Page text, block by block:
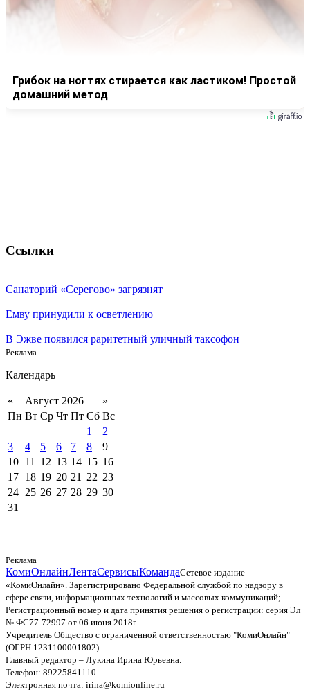
Грибок на ногтях стирается как ластиком! Простой
домашний метод
Ссылки
Санаторий «Серегово» загрязнят
Емву принудили к осветлению
В Эжве появился раритетный уличный таксофон
Реклама.
Календарь
« Август 2026
»
Пн Вт Ср Чт Пт Сб Вс
1
2
3
4 5 6 7 8
9
10 11 12 13 14 15 16
17 18 19 20 21 22 23
24 25 26 27 28 29 30
31
Реклама
КомиОнлайнЛентаСервисыКомандаСетевое издание
«КомиОнлайн». Зарегистрировано Федеральной службой по надзору в
сфере связи, информационных технологий и массовых коммуникаций;
Регистрационный номер и дата принятия решения о регистрации: серия Эл
№ ФС77-72997 от 06 июня 2018г.
Учредитель Общество с ограниченной ответственностью "КомиОнлайн"
(ОГРН 1231100001802)
Главный редактор – Лукина Ирина Юрьевна.
Телефон: 89225841110
Электронная почта: irina@komionline.ru